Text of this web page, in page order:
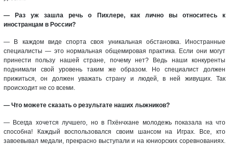
— Раз уж зашла речь о Пихлере, как лично вы относитесь к
иностранцам в России?
— В каждом виде спорта своя уникальная обстановка. Иностранные
специалисты — это нормальная общемировая практика. Если они могут
принести пользу нашей стране, почему нет? Ведь наши конкуренты
поднимали свой уровень таким же образом. Но специалист должен
прижиться, он должен уважать страну и людей, в ней живущих. Так
происходит не со всеми.
— Что можете сказать о результате наших лыжников?
— Всегда хочется лучшего, но в Пхёнчхане молодежь показала на что
способна! Каждый воспользовался своим шансом на Играх. Все, кто
завоевывал медали, прекрасно выступали и на юниорских соревнованиях.